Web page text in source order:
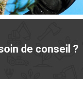
de conseil ?